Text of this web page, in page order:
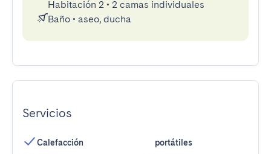
Habitación 2 • 2 camas individuales
Baño • aseo, ducha
Servicios
Calefacción
portátiles